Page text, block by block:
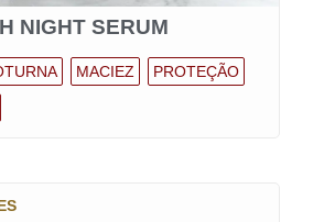
NIGHT SERUM
MACIEZ PROTEÇÃO